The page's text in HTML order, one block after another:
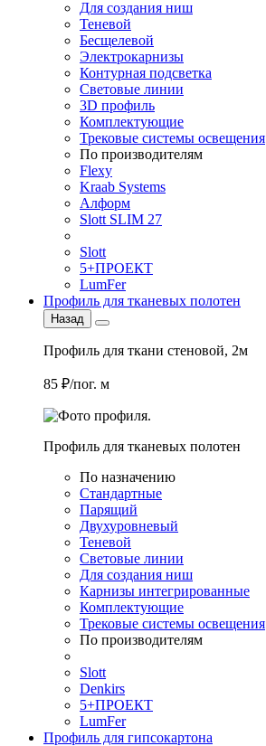
Для создания ниш
Теневой
Бесщелевой
Электрокарнизы
Контурная подсветка
Световые линии
3D профиль
Комплектующие
Трековые системы освещения
По производителям
Flexy
Kraab Systems
Алформ
Slott SLIM 27
Slott
5+ПРОЕКТ
LumFer
Профиль для тканевых полотен
Назад
Профиль для ткани стеновой, 2м
85 ₽/пог. м
Профиль для тканевых полотен
По назначению
Стандартные
Парящий
Двухуровневый
Теневой
Световые линии
Для создания ниш
Карнизы интегрированные
Комплектующие
Трековые системы освещения
По производителям
Slott
Denkirs
5+ПРОЕКТ
LumFer
Профиль для гипсокартона